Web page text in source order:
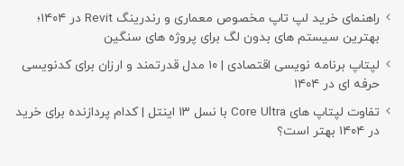
راهنمای خرید لپ تاپ مخصوص معماری و رندرینگ Revit در ۱۴۰۴؛
بهترین سیستم های بدون لگ برای پروژه های سنگین
لپتاپ برنامه نویسی اقتصادی | ۱۰ مدل قدرتمند و ارزان برای کدنویسی
حرفه ای در ۱۴۰۴
تفاوت لپتاپ های Core Ultra با نسل ۱۳ اینتل | کدام پردازنده برای خرید
در ۱۴۰۴ بهتر است؟